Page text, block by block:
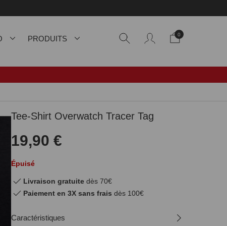
PRODUITS 0
Tee-Shirt Overwatch Tracer Tag
19,90 €
Épuisé
Livraison gratuite dès 70€
Paiement en 3X sans frais dès 100€
Caractéristiques